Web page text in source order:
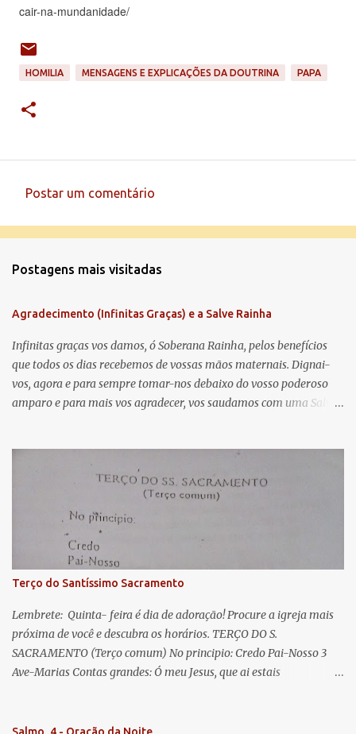
cair-na-mundanidade/
HOMILIA MENSAGENS E EXPLICAÇÕES DA DOUTRINA PAPA
e
t
á
r
i
o
Postar um comentário
Postagens mais visitadas
Agradecimento (Infinitas Graças) e a Salve Rainha
Infinitas graças vos damos, ó Soberana Rainha, pelos benefícios
que todos os dias recebemos de vossas mãos maternais. Dignai-
vos, agora e para sempre tomar-nos debaixo do vosso poderoso
amparo e para mais vos agradecer, vos saudamos com uma Salve
lágrimas. Eia, pois, Advogada nossa, estes vossos olhos
misericordiosos a nós volvei, e depois deste desterro, mostrai-nos
Jesus. Bendito é o fruto do vosso ventre, ó clemente, ó piedosa, ó
doce e sempre Virgem Maria. Rogai por nós Santa Mãe de Deus.
Para que sejamos dignos das promessas de Cristo. Amém.
Terço do Santíssimo Sacramento
Lembrete: Quinta- feira é dia de adoração! Procure a igreja mais
próxima de você e descubra os horários. TERÇO DO S.
SACRAMENTO (Terço comum) No principio: Credo Pai-Nosso 3
Ave-Marias Contas grandes: Ó meu Jesus, que ai estais
Vós morra eu! Nas contas pequenas: Sacramento de Amor!